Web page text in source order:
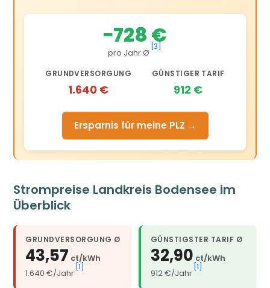
−728 €
pro Jahr Ø
[3]
GRUNDVERSORGUNG
1.640 €
GÜNSTIGER TARIF
912 €
Ersparnis für meine PLZ →
Strompreise Landkreis Bodensee im
Überblick
GRUNDVERSORGUNG Ø
43,57 ct/kWh
1.640 €/Jahr
[1]
GÜNSTIGSTER TARIF Ø
32,90 ct/kWh
912 €/Jahr
[1]